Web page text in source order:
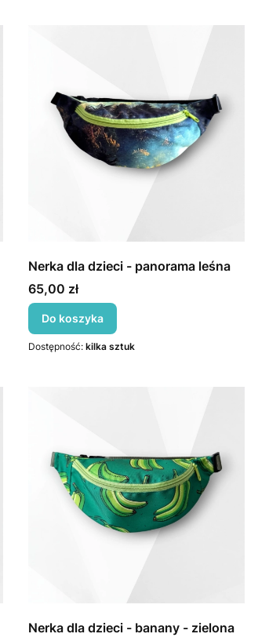
Nerka dla dzieci - panorama leśna
Cena
65,00 zł
Do koszyka
Dostępność: kilka sztuk
Nerka dla dzieci - banany - zielona